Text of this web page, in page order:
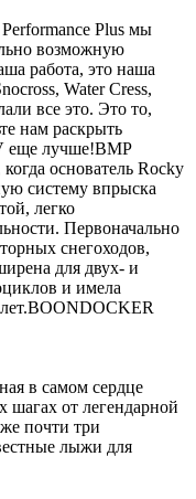
Plus мы
возможную
работа, это наша
Water Cress,
все это. Это то,
нам раскрыть
еще лучше!BMP
основатель Rocky
систему впрыска
легко
Первоначально
снегоходов,
для двух- и
и имела
в самом сердце
шагах от легендарной
почти три
лыжи для